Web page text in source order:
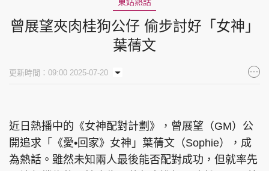
東姑熱話
曾展望夾肉桂狗公仔 偷步討好「女神」
葉蒨文
更新時間：09:00 2025-07-20
近日熱播中的《女神配對計劃》，曾展望（GM）公
開追求「《愛•回家》女神」葉蒨文（Sophie），成
為熱話。雖然未知兩人最後能否配對成功，但就率先